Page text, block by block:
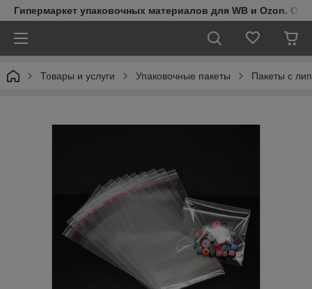
Гипермаркет упаковочных материалов для WB и Ozon.
Товары и услуги Упаковочные пакеты Пакеты с